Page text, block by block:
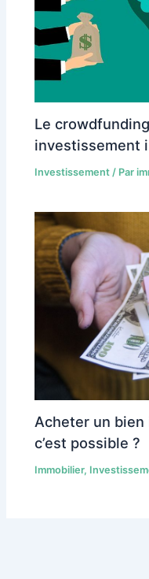
Le
investissement
Investissement / Par
Acheter un
c’est possible ?
Immobilier,